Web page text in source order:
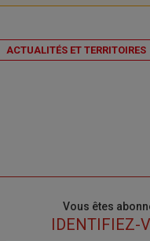
ACTUALITÉS ET TERRITOIRES
Vous êtes
IDENTIFIEZ-